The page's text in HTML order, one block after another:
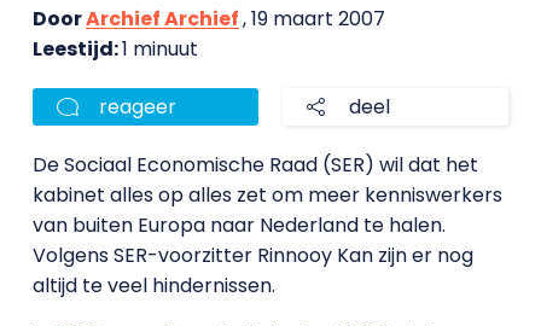
DoorArchief Archief, 19 maart 2007
Leestijd:1 minuut
reageer deel
De Sociaal Economische Raad (SER) wil dat het
kabinet alles op alles zet om meer kenniswerkers
van buiten Europa naar Nederland te halen.
Volgens SER-voorzitter Rinnooy Kan zijn er nog
altijd te veel hindernissen.